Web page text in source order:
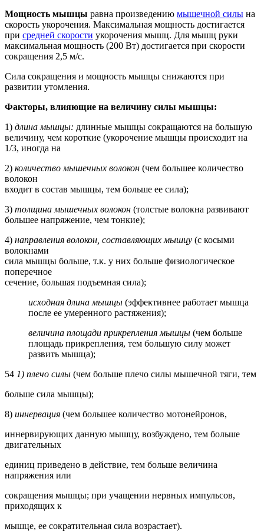
Мощность мышцы равна произведению мышечной силы на
скорость укорочения. Максимальная мощность достигается
при средней скорости укорочения мышц. Для мышц руки
максимальная мощность (200 Вт) достигается при скорости
сокращения 2,5 м/с.
Сила сокращения и мощность мышцы снижаются при
развитии утомления.
Факторы, влияющие на величину силы мышцы:
1) длина мышцы: длинные мышцы сокращаются на большую
величину, чем короткие (укорочение мышцы происходит на
1/3, иногда на
2) количество мышечных волокон (чем большее количество
волокон
входит в состав мышцы, тем больше ее сила);
3) толщина мышечных волокон (толстые волокна развивают
большее напряжение, чем тонкие);
4) направления волокон, составляющих мышцу (с косыми
волокнами
сила мышцы больше, т.к. у них больше физиологическое
поперечное
сечение, большая подъемная сила);
исходная длина мышцы (эффективнее работает мышца
после ее умеренного растяжения);
величина площади прикрепления мышцы (чем больше
площадь прикрепления, тем большую силу может
развить мышца);
54 1) плечо силы (чем больше плечо силы мышечной тяги, тем
больше сила мышцы);
8) иннервация (чем большее количество мотонейронов,
иннервирующих данную мышцу, возбуждено, тем больше
двигательных
единиц приведено в действие, тем больше величина
напряжения или
сокращения мышцы; при учащении нервных импульсов,
приходящих к
мышце, ее сократительная сила возрастает).